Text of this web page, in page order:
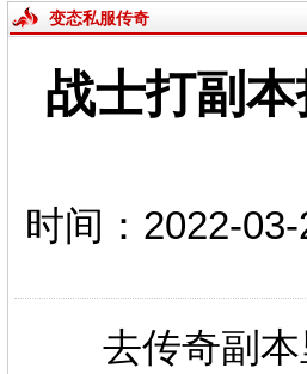
变态私服传奇
战士打副
时间：2022-
去传奇副本